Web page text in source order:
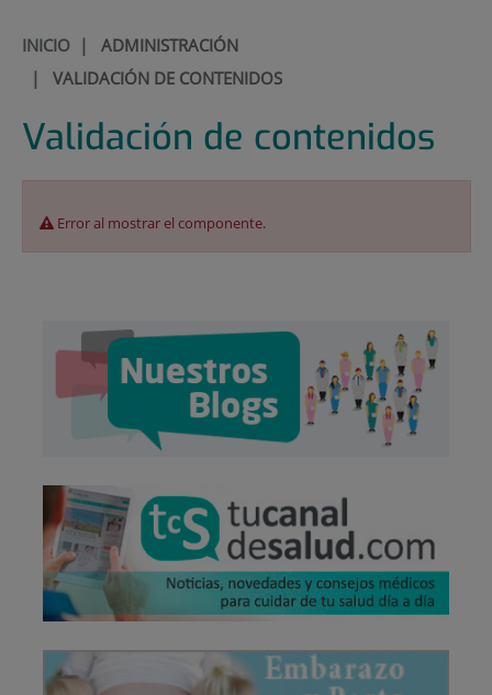
INICIO| ADMINISTRACIÓN
| VALIDACIÓN DE CONTENIDOS
Validación de contenidos
Error al mostrar el componente.